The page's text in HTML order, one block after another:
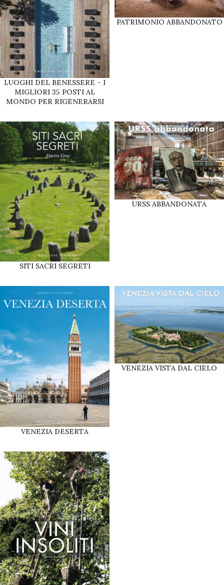
LUOGHI DEL BENESSERE – I
MIGLIORI 35 POSTI AL
MONDO PER RIGENERARSI
PATRIMONIO ABBANDONATO
SITI SACRI SEGRETI
URSS ABBANDONATA
VENEZIA DESERTA
VENEZIA VISTA DAL CIELO